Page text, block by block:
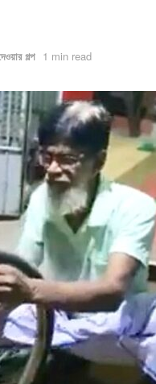
গল্প 1 min read